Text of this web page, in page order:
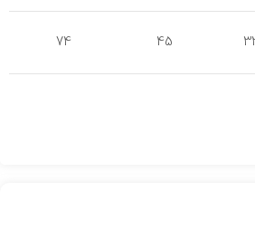
45
74